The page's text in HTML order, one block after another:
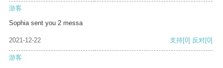
游客
Sophia sent you 2 messa
2021-12-22 支持[0] 反对[0]
游客